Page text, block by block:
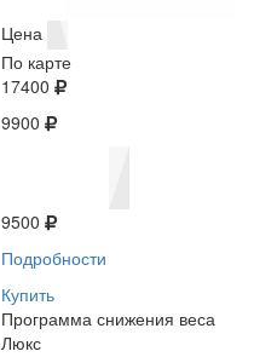
Цена
По карте
17400
9900
9500
Подробности
Купить
Программа снижения веса
Люкс